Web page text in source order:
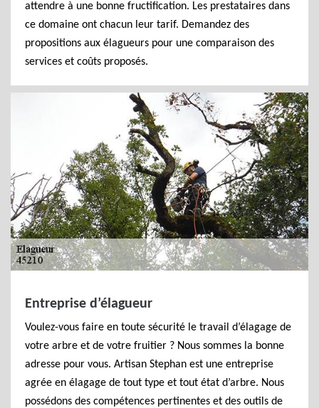
attendre à une bonne fructification. Les prestataires dans
ce domaine ont chacun leur tarif. Demandez des
propositions aux élagueurs pour une comparaison des
services et coûts proposés.
Entreprise d’élagueur
Voulez-vous faire en toute sécurité le travail d’élagage de
votre arbre et de votre fruitier ? Nous sommes la bonne
adresse pour vous. Artisan Stephan est une entreprise
agrée en élagage de tout type et tout état d’arbre. Nous
possédons des compétences pertinentes et des outils de